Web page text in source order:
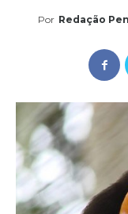
Por Redação